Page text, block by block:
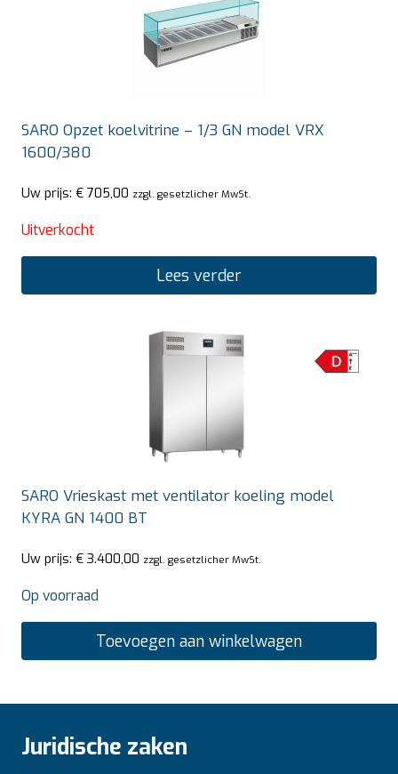
SARO Opzet koelvitrine – 1/3 GN model VRX
1600/380
Uw prijs: € 705,00 zzgl. gesetzlicher MwSt.
Uitverkocht
Lees verder
SARO Vrieskast met ventilator koeling model
KYRA GN 1400 BT
Uw prijs: € 3.400,00 zzgl. gesetzlicher MwSt.
Op voorraad
Toevoegen aan winkelwagen
Juridische zaken